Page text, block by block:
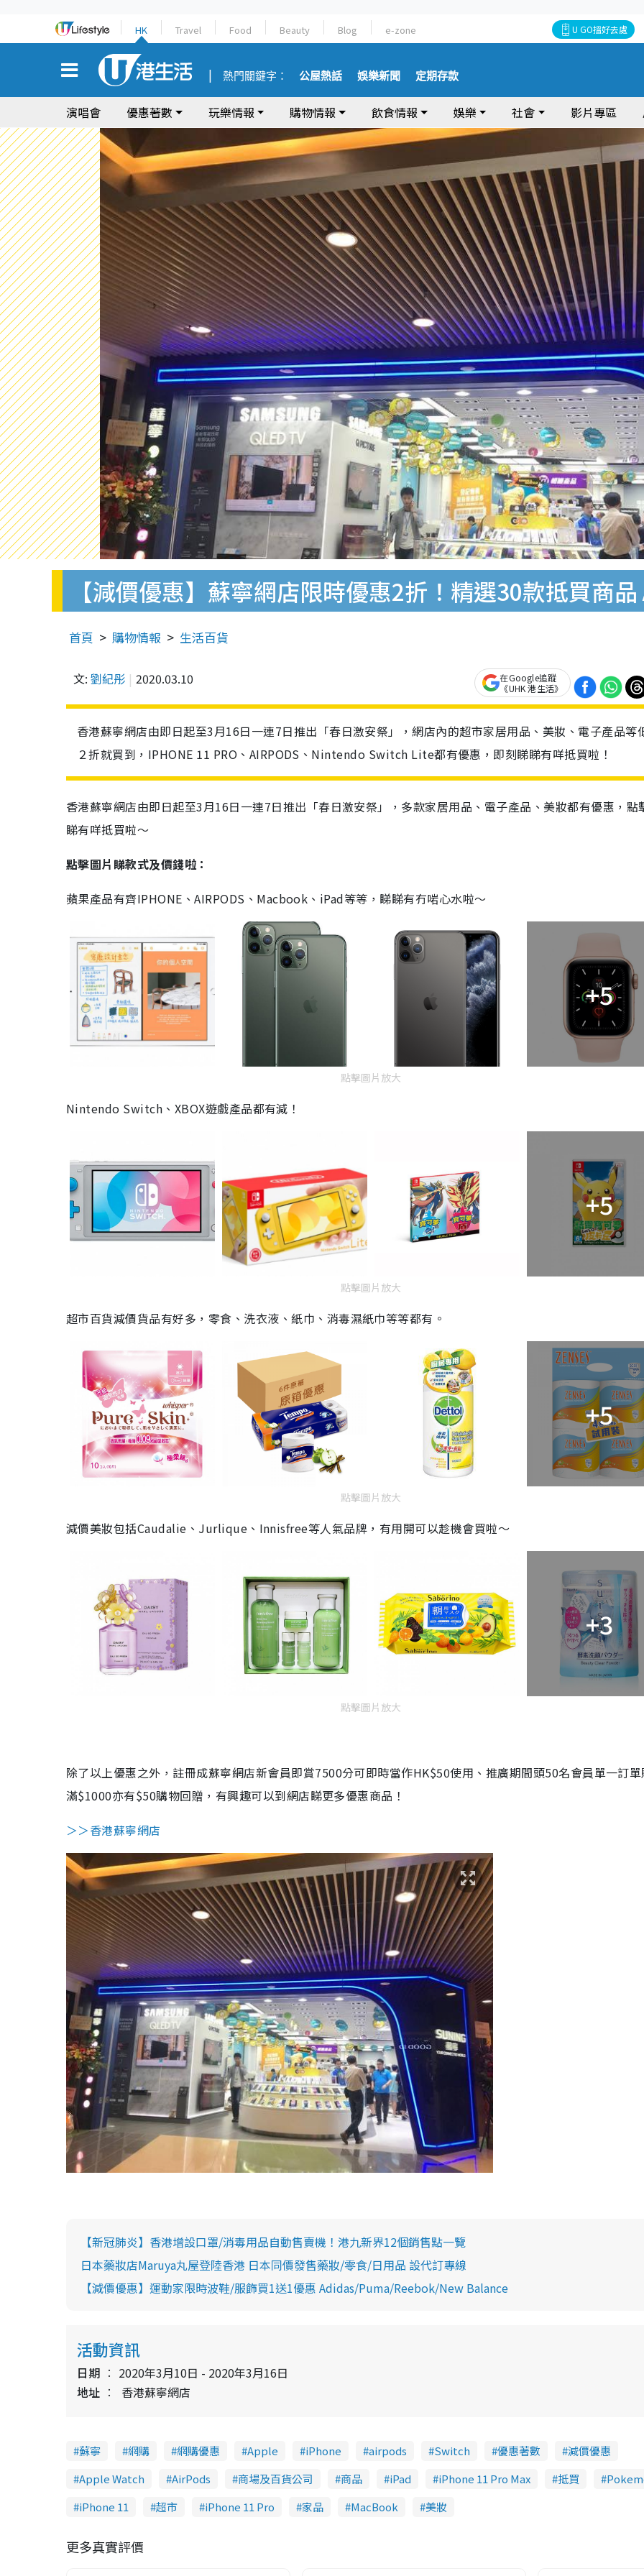
HK Travel Food Beauty Blog e-zone U GO搵好去處
熱門關鍵字： 公屋熱話 娛樂新聞 定期存款
演唱會 優惠著數 玩樂情報 購物情報 飲食情報 娛樂 社會 影片專區
【減價優惠】蘇寧網店限時優惠2折！精選30款抵買商
首頁 購物情報 生活百貨
文: 劉紀彤 2020.03.10
在Google追蹤
《UHK 港生活》
香港蘇寧網店由即日起至3月16日一連7日推出「春日激安祭」，網店內的超市家居用品、美妝、電子產品等
２折就買到，IPHONE 11 PRO、AIRPODS、Nintendo Switch Lite都有優惠，即刻睇睇有咩抵買啦！
香港蘇寧網店由即日起至3月16日一連7日推出「春日激安祭」，多款家居用品、電子產品、美妝都有優惠，點
睇有咩抵買啦～
點擊圖片睇款式及價錢啦：
蘋果產品有齊IPHONE、AIRPODS、Macbook、iPad等等，睇睇有冇啱心水啦～
+5
點擊圖片放大
Nintendo Switch、XBOX遊戲產品都有減！
+5
點擊圖片放大
超市百貨減價貨品有好多，零食、洗衣液、紙巾、消毒濕紙巾等等都有。
+5
點擊圖片放大
減價美妝包括Caudalie、Jurlique、Innisfree等人氣品牌，有用開可以趁機會買啦～
+3
點擊圖片放大
除了以上優惠之外，註冊成蘇寧網店新會員即賞7500分可即時當作HK$50使用、推廣期間頭50名會員單一訂
滿$1000亦有$50購物回贈，有興趣可以到網店睇更多優惠商品！
＞＞香港蘇寧網店
【新冠肺炎】香港增設口罩/消毒用品自動售賣機！港九新界12個銷售點一覽
日本藥妝店Maruya丸屋登陸香港 日本同價發售藥妝/零食/日用品 設代訂專線
【減價優惠】運動家限時波鞋/服飾買1送1優惠 Adidas/Puma/Reebok/New Balance
活動資訊
日期
2020年3月10日 - 2020年3月16日
地址
香港蘇寧網店
蘇寧 網購 網購優惠 Apple iPhone airpods Switch 優惠著數
減價優惠
Apple Watch
AirPods 商場及百貨公司 商品 iPad iPhone 11 Pro Max 抵買
iPhone 11
超市 iPhone 11 Pro 家品 MacBook 美妝
更多真實評價